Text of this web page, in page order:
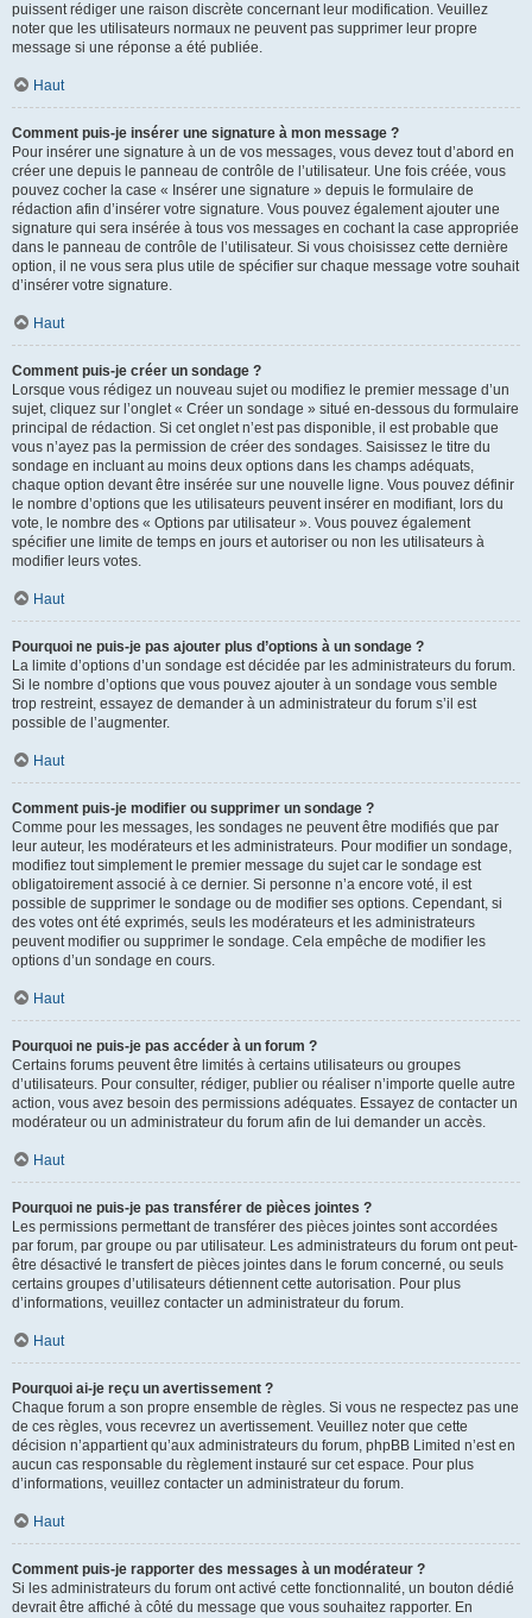
puissent rédiger une raison discrète concernant leur modification. Veuillez
noter que les utilisateurs normaux ne peuvent pas supprimer leur propre
message si une réponse a été publiée.
Haut
Comment puis-je insérer une signature à mon message ?
Pour insérer une signature à un de vos messages, vous devez tout d’abord en
créer une depuis le panneau de contrôle de l’utilisateur. Une fois créée, vous
pouvez cocher la case « Insérer une signature » depuis le formulaire de
rédaction afin d’insérer votre signature. Vous pouvez également ajouter une
signature qui sera insérée à tous vos messages en cochant la case appropriée
dans le panneau de contrôle de l’utilisateur. Si vous choisissez cette dernière
option, il ne vous sera plus utile de spécifier sur chaque message votre souhait
d’insérer votre signature.
Haut
Comment puis-je créer un sondage ?
Lorsque vous rédigez un nouveau sujet ou modifiez le premier message d’un
sujet, cliquez sur l’onglet « Créer un sondage » situé en-dessous du formulaire
principal de rédaction. Si cet onglet n’est pas disponible, il est probable que
vous n’ayez pas la permission de créer des sondages. Saisissez le titre du
sondage en incluant au moins deux options dans les champs adéquats,
chaque option devant être insérée sur une nouvelle ligne. Vous pouvez définir
le nombre d’options que les utilisateurs peuvent insérer en modifiant, lors du
vote, le nombre des « Options par utilisateur ». Vous pouvez également
spécifier une limite de temps en jours et autoriser ou non les utilisateurs à
modifier leurs votes.
Haut
Pourquoi ne puis-je pas ajouter plus d’options à un sondage ?
La limite d’options d’un sondage est décidée par les administrateurs du forum.
Si le nombre d’options que vous pouvez ajouter à un sondage vous semble
trop restreint, essayez de demander à un administrateur du forum s’il est
possible de l’augmenter.
Haut
Comment puis-je modifier ou supprimer un sondage ?
Comme pour les messages, les sondages ne peuvent être modifiés que par
leur auteur, les modérateurs et les administrateurs. Pour modifier un sondage,
modifiez tout simplement le premier message du sujet car le sondage est
obligatoirement associé à ce dernier. Si personne n’a encore voté, il est
possible de supprimer le sondage ou de modifier ses options. Cependant, si
des votes ont été exprimés, seuls les modérateurs et les administrateurs
peuvent modifier ou supprimer le sondage. Cela empêche de modifier les
options d’un sondage en cours.
Haut
Pourquoi ne puis-je pas accéder à un forum ?
Certains forums peuvent être limités à certains utilisateurs ou groupes
d’utilisateurs. Pour consulter, rédiger, publier ou réaliser n’importe quelle autre
action, vous avez besoin des permissions adéquates. Essayez de contacter un
modérateur ou un administrateur du forum afin de lui demander un accès.
Haut
Pourquoi ne puis-je pas transférer de pièces jointes ?
Les permissions permettant de transférer des pièces jointes sont accordées
par forum, par groupe ou par utilisateur. Les administrateurs du forum ont peut-
être désactivé le transfert de pièces jointes dans le forum concerné, ou seuls
certains groupes d’utilisateurs détiennent cette autorisation. Pour plus
d’informations, veuillez contacter un administrateur du forum.
Haut
Pourquoi ai-je reçu un avertissement ?
Chaque forum a son propre ensemble de règles. Si vous ne respectez pas une
de ces règles, vous recevrez un avertissement. Veuillez noter que cette
décision n’appartient qu’aux administrateurs du forum, phpBB Limited n’est en
aucun cas responsable du règlement instauré sur cet espace. Pour plus
d’informations, veuillez contacter un administrateur du forum.
Haut
Comment puis-je rapporter des messages à un modérateur ?
Si les administrateurs du forum ont activé cette fonctionnalité, un bouton dédié
devrait être affiché à côté du message que vous souhaitez rapporter. En